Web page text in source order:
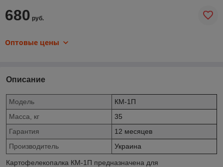
680 руб.
Оптовые цены
Описание
Модель
КМ-1П
Масса, кг
35
Гарантия
12 месяцев
Производитель
Украина
Картофелекопалка КМ-1П предназначена для